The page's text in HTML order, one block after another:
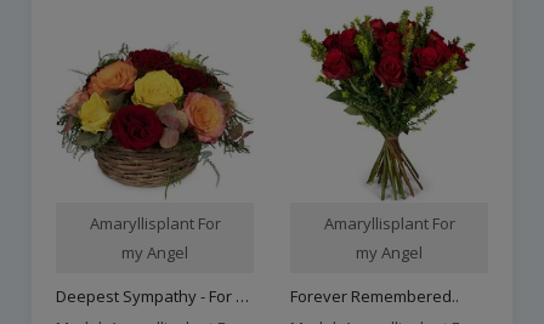
Amaryllisplant For
my Angel
Deepest Sympathy - For Th..
Amaryllisplant For
my Angel
Forever Remembered..